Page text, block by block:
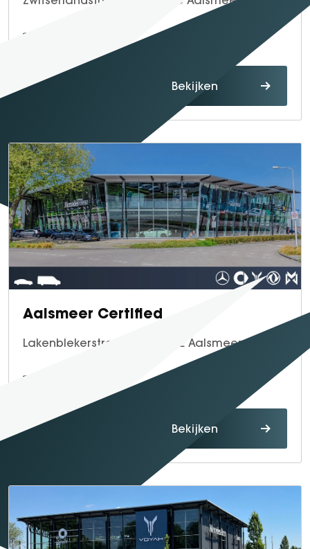
Route Bekijken
Aalsmeer Certified
Lakenblekerstraat 5, 1431 GE Aalsmeer
Route Bekijken